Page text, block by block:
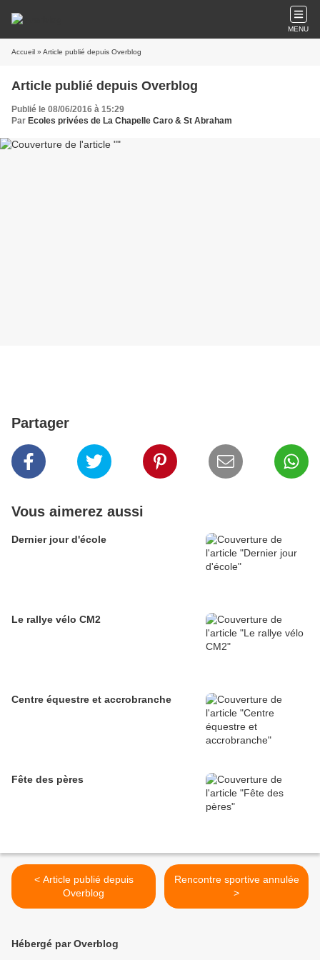
MENU
Accueil » Article publié depuis Overblog
Article publié depuis Overblog
Publié le 08/06/2016 à 15:29
Par Ecoles privées de La Chapelle Caro & St Abraham
Partager
Vous aimerez aussi
Dernier jour d'école
Le rallye vélo CM2
Centre équestre et accrobranche
Fête des pères
< Article publié depuis
Overblog
Rencontre sportive annulée
>
Hébergé par Overblog